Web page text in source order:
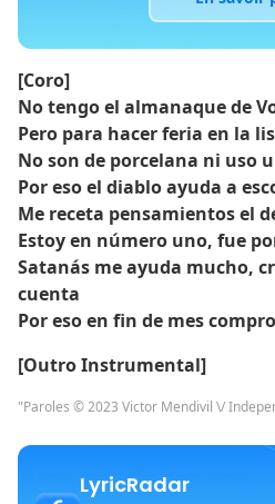
[Coro]
No tengo el almanaque de
Pero para hacer feria en la
No son de porcelana ni uso
Por eso el diablo ayuda a
Me receta pensamientos el
Estoy en número uno, fue
Satanás me ayuda mucho,
cuenta
Por eso en fin de mes
[Outro Instrumental]
"Paroles © 2023 Victor Mendivil \/
LyricRadar